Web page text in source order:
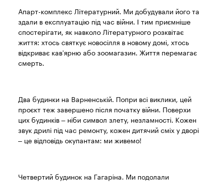
Апарт-комплекс Літературний. Ми добудували його та
здали в експлуатацію під час війни. І тим приємніше
спостерігати, як навколо Літературного розквітає
життя: хтось святкує новосілля в новому домі, хтось
відкриває кав’ярню або зоомагазин. Життя перемагає
смерть.
Два будинки на Варненській. Попри всі виклики, цей
проєкт теж завершено після початку війни. Поверхи
цих будинків – ніби символ злету, незламності. Кожен
звук дрилі під час ремонту, кожен дитячий сміх у дворі
– це відповідь окупантам: ми живемо!
Четвертий будинок на Гагаріна. Ми подолали